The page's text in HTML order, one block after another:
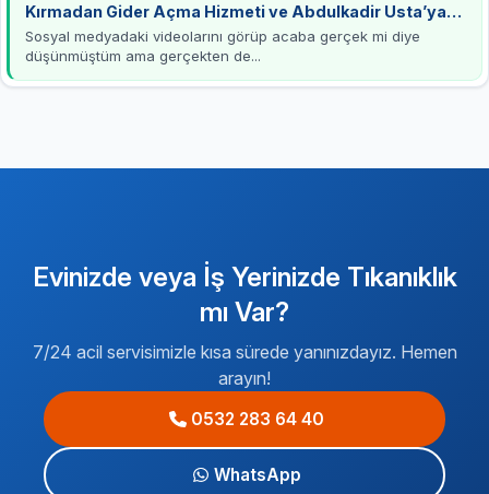
Kırmadan Gider Açma Hizmeti ve Abdulkadir Usta’ya
Teşekkürler
Sosyal medyadaki videolarını görüp acaba gerçek mi diye
düşünmüştüm ama gerçekten de...
Evinizde veya İş Yerinizde Tıkanıklık
mı Var?
7/24 acil servisimizle kısa sürede yanınızdayız. Hemen
arayın!
0532 283 64 40
WhatsApp